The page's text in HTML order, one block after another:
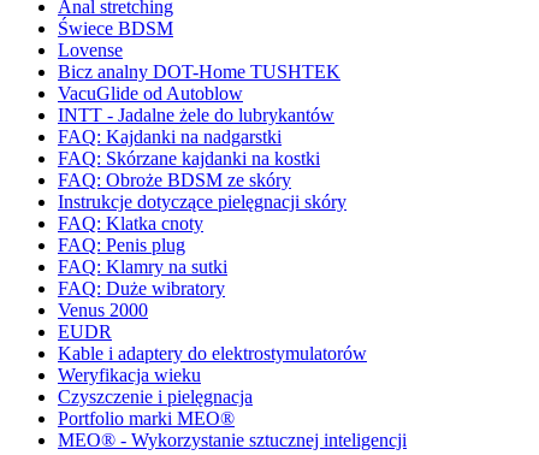
Anal stretching
Świece BDSM
Lovense
Bicz analny DOT-Home TUSHTEK
VacuGlide od Autoblow
INTT - Jadalne żele do lubrykantów
FAQ: Kajdanki na nadgarstki
FAQ: Skórzane kajdanki na kostki
FAQ: Obroże BDSM ze skóry
Instrukcje dotyczące pielęgnacji skóry
FAQ: Klatka cnoty
FAQ: Penis plug
FAQ: Klamry na sutki
FAQ: Duże wibratory
Venus 2000
EUDR
Kable i adaptery do elektrostymulatorów
Weryfikacja wieku
Czyszczenie i pielęgnacja
Portfolio marki MEO®
MEO® - Wykorzystanie sztucznej inteligencji